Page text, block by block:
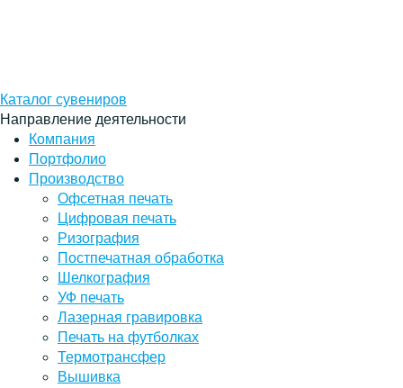
Каталог сувениров
Направление деятельности
Компания
Портфолио
Производство
Офсетная печать
Цифровая печать
Ризография
Постпечатная обработка
Шелкография
УФ печать
Лазерная гравировка
Печать на футболках
Термотрансфер
Вышивка